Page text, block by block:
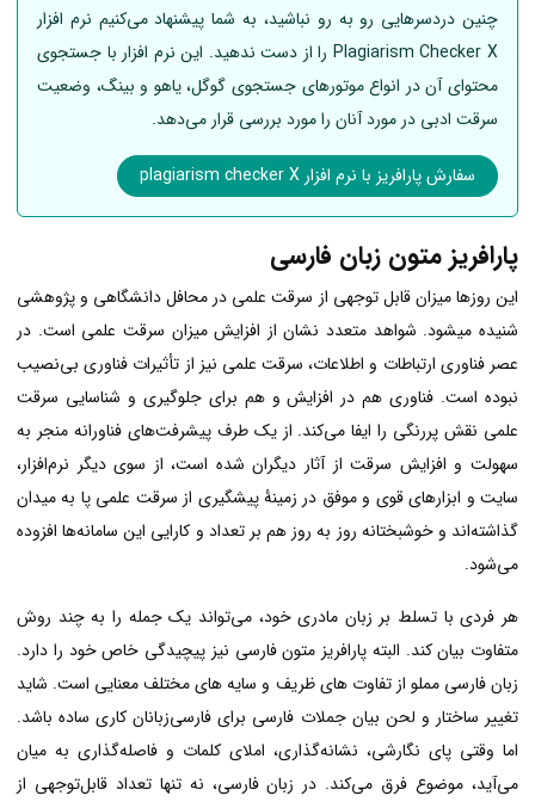
چنین دردسرهایی رو به رو نباشید، به شما پیشنهاد می‌کنیم نرم افزار
Plagiarism Checker X را از دست ندهید. این نرم افزار با جستجوی
محتوای آن در انواع موتورهای جستجوی گوگل، یاهو و بینگ، وضعیت
سرقت ادبی در مورد آنان را مورد بررسی قرار می‌دهد.
سفارش پارافریز با نرم افزار plagiarism checker X
پارافریز متون زبان فارسی
این روزها میزان قابل توجهی از سرقت علمی در محافل دانشگاهی و پژوهشی
شنیده میشود. شواهد متعدد نشان از افزایش میزان سرقت علمی است. در
عصر فناوری ارتباطات و اطلاعات، سرقت علمی نیز از تأثیرات فناوری بی‌نصیب
نبوده‌ است. فناوری هم در افزایش و هم برای جلوگیری و شناسایی سرقت
علمی نقش پررنگی را ایفا می‌کند. از یک طرف پیشرفت‌های فناورانه منجر به
سهولت و افزایش سرقت از آثار دیگران شده است، از سوی دیگر نرم‌افزار،
سایت و ابزارهای قوی و موفق در زمینۀ پیشگیری از سرقت علمی پا به میدان
گذاشته‌اند و خوشبختانه روز به روز هم بر تعداد و کارایی این سامانه‌ها افزوده
می‌شود.
هر فردی با تسلط بر زبان مادری خود، می‌تواند یک جمله را به چند روش
متفاوت بیان کند. البته پارافریز متون فارسی نیز پیچیدگی خاص خود را دارد.
زبان فارسی مملو از تفاوت های ظریف و سایه های مختلف معنایی است. شاید
تغییر ساختار و لحن بیان جملات فارسی برای فارسی‌زبانان کاری ساده باشد.
اما وقتی پای نگارشی، نشانه‌گذاری‌، املای کلمات و فاصله‌گذاری به میان
می‌آید، موضوع فرق می‌کند. در زبان فارسی، نه تنها تعداد قابل‌توجهی از